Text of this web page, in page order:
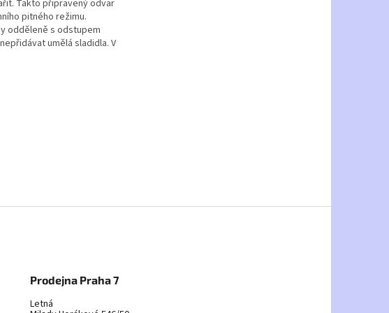
Takto připravený odvar
pitného režimu.
odděleně s odstupem
umělá sladidla. V
Prodejna Praha 7
Letná